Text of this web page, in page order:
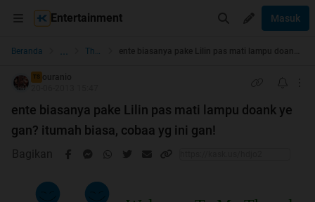
Entertainment Masuk
Beranda ... The Lounge
TS ouranio
ente biasanya pake Lilin pas mati lampu doank ye
gan? itumah biasa, cobaa yg ini gan!
Bagikan